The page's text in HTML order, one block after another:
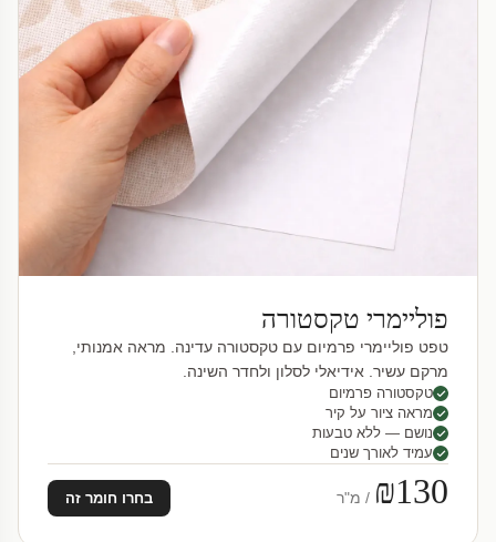
פוליימרי טקסטורה
טפט פוליימרי פרמיום עם טקסטורה עדינה. מראה אמנותי,
מרקם עשיר. אידיאלי לסלון ולחדר השינה.
טקסטורה פרמיום
מראה ציור על קיר
נושם — ללא טבעות
עמיד לאורך שנים
₪130 / מ"ר בחרו חומר זה